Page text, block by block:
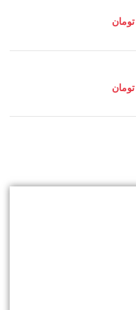
تومان
تومان